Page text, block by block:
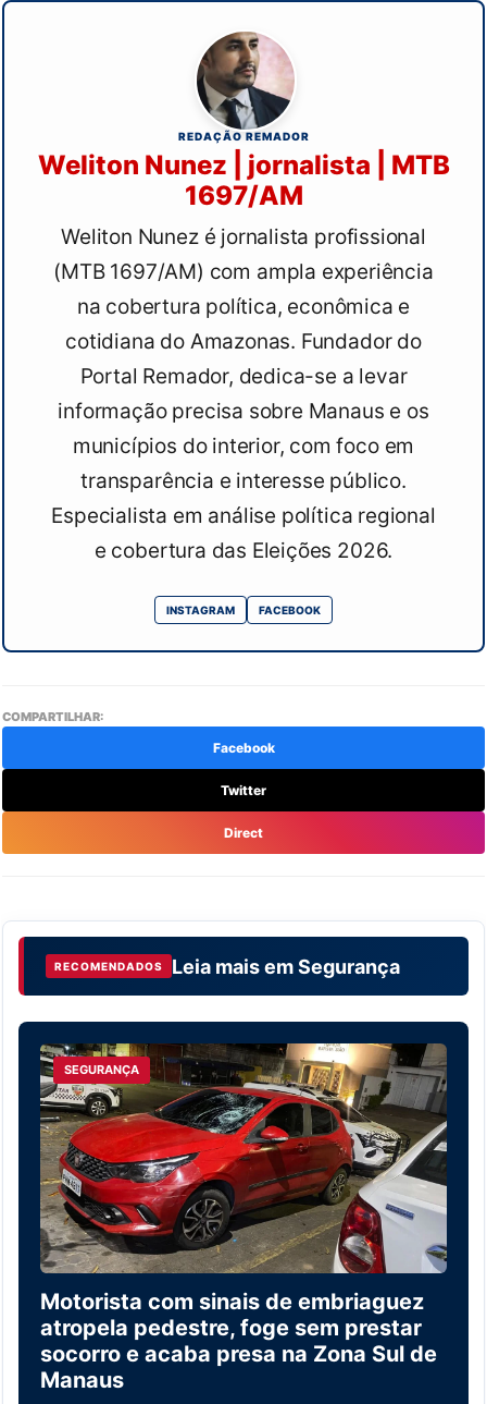
REDAÇÃO REMADOR
Weliton Nunez | jornalista | MTB
1697/AM
Weliton Nunez é jornalista profissional
(MTB 1697/AM) com ampla experiência
na cobertura política, econômica e
cotidiana do Amazonas. Fundador do
Portal Remador, dedica-se a levar
informação precisa sobre Manaus e os
municípios do interior, com foco em
transparência e interesse público.
Especialista em análise política regional
e cobertura das Eleições 2026.
INSTAGRAM FACEBOOK
COMPARTILHAR:
Facebook
Twitter
Direct
RECOMENDADOS Leia mais emSegurança
SEGURANÇA
Motorista com sinais de embriaguez
atropela pedestre, foge sem prestar
socorro e acaba presa na Zona Sul de
Manaus